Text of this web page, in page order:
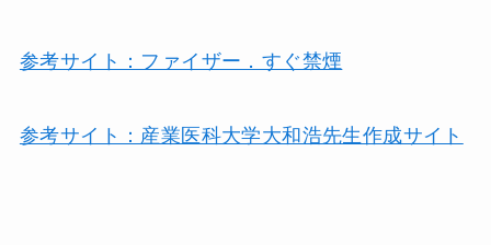
参考サイト：ファイザー．すぐ禁煙
参考サイト：産業医科大学大和浩先生作成サイト